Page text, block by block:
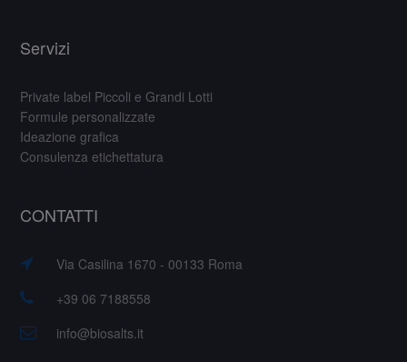
Servizi
Private label Piccoli e Grandi Lotti
Formule personalizzate
Ideazione grafica
Consulenza etichettatura
CONTATTI
Via Casilina 1670 - 00133 Roma
+39 06 7188558
info@biosalts.it